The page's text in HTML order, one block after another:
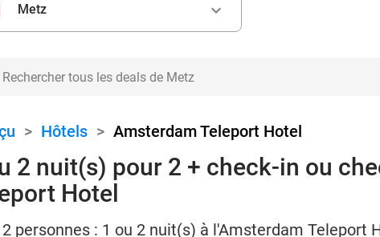
Metz keyboard_arrow_down
> Hôtels > Amsterdam Teleport Hotel
2 nuit(s) pour 2 + check-in ou
Hotel
personnes : 1 ou 2 nuit(s) à l'Amsterdam